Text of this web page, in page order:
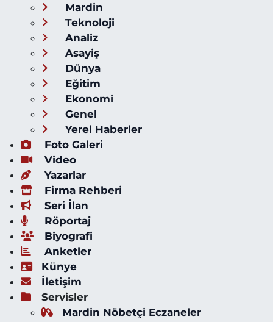
Mardin
Teknoloji
Analiz
Asayiş
Dünya
Eğitim
Ekonomi
Genel
Yerel Haberler
Foto Galeri
Video
Yazarlar
Firma Rehberi
Seri İlan
Röportaj
Biyografi
Anketler
Künye
İletişim
Servisler
Mardin Nöbetçi Eczaneler